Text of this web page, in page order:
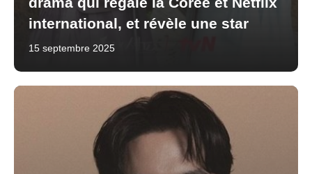
international, et révèle une star
15 septembre 2025